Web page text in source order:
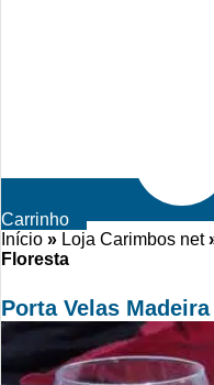
Carrinho
Início » Loja Carimbos net
Floresta
Porta Velas